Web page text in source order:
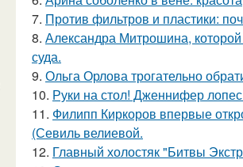
7. Против фильтров и пластики:
8. Александра Митрошина, которой
суда.
9. Ольга Орлова трогательно
10. Руки на стол! Дженнифер
11. Филипп Киркоров впервые
(Севиль велиевой.
12. Главный холостяк "Битвы